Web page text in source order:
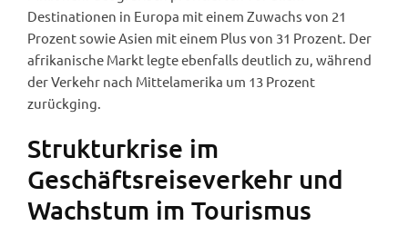
Destinationen in Europa mit einem Zuwachs von 21
Prozent sowie Asien mit einem Plus von 31 Prozent. Der
afrikanische Markt legte ebenfalls deutlich zu, während
der Verkehr nach Mittelamerika um 13 Prozent
zurückging.
Strukturkrise im
Geschäftsreiseverkehr und
Wachstum im Tourismus